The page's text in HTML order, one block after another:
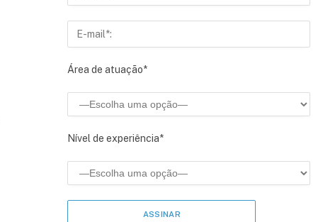
Área de atuação*
Nível de experiência*